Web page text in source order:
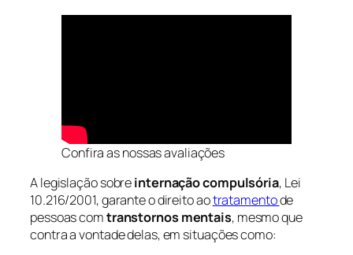
Confira as nossas avaliações
A legislação sobreinternação compulsória, Lei
10.216/2001, garante o direito aotratamentode
pessoas comtranstornos mentais, mesmo que
contra a vontade delas, em situações como: